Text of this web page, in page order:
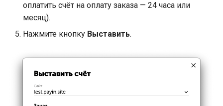
оплатить счёт на оплату заказа — 24 часа или
месяц).
Нажмите кнопку Выставить.